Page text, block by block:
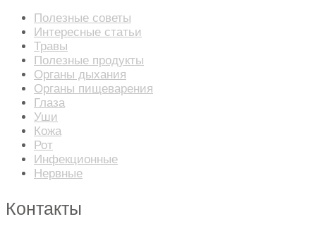
Полезные советы
Интересные статьи
Травы
Полезные продукты
Органы дыхания
Органы пищеварения
Глаза
Уши
Кожа
Рот
Инфекционные
Нервные
Контакты